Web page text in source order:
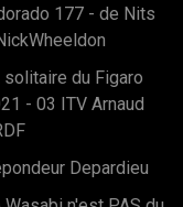
177 - de Nits
solitaire du Figaro
- 03 ITV Arnaud
Depardieu